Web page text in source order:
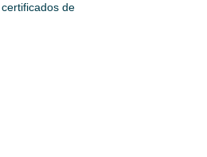
de